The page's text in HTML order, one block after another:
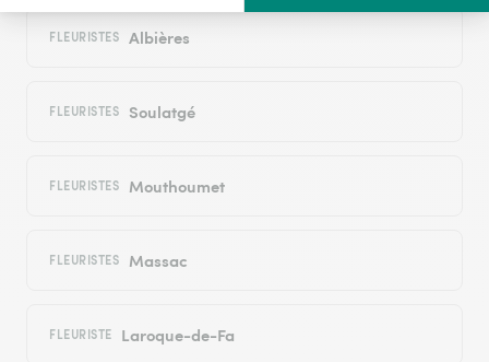
FLEURISTES Albières
FLEURISTES Soulatgé
FLEURISTES Mouthoumet
FLEURISTES Massac
FLEURISTE Laroque-de-Fa